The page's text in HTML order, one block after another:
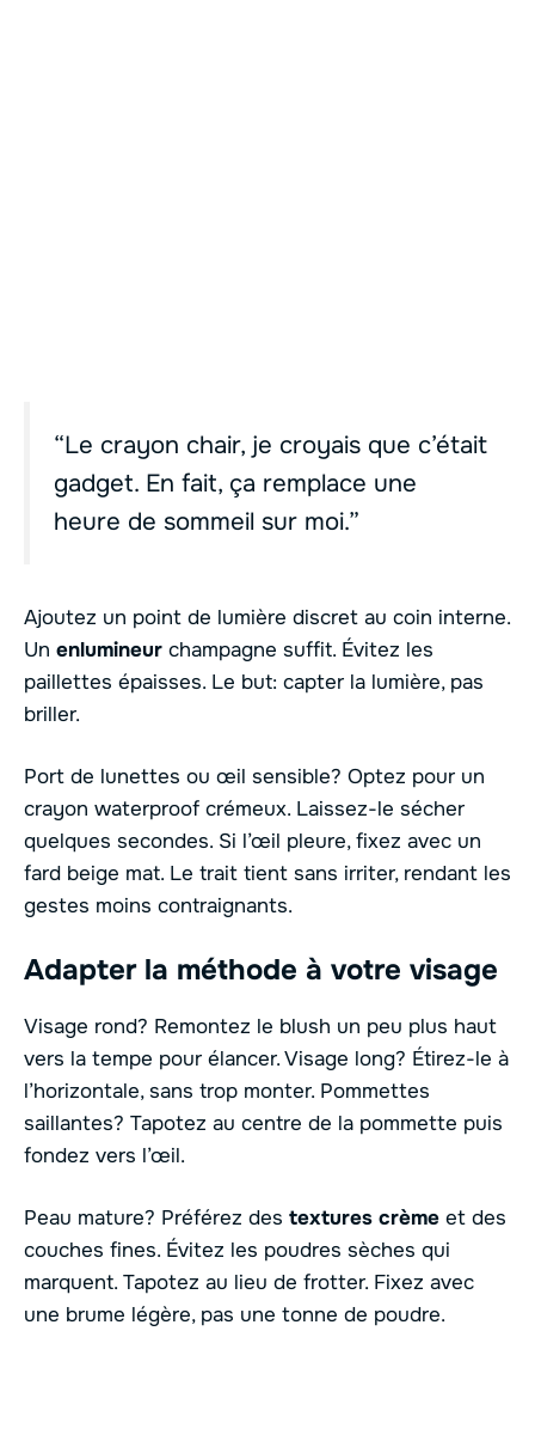
“Le crayon chair, je croyais que c’était
gadget. En fait, ça remplace une
heure de sommeil sur moi.”
Ajoutez un point de lumière discret au coin interne.
Un enlumineur champagne suffit. Évitez les
paillettes épaisses. Le but: capter la lumière, pas
briller.
Port de lunettes ou œil sensible? Optez pour un
crayon waterproof crémeux. Laissez-le sécher
quelques secondes. Si l’œil pleure, fixez avec un
fard beige mat. Le trait tient sans irriter, rendant les
gestes moins contraignants.
Adapter la méthode à votre visage
Visage rond? Remontez le blush un peu plus haut
vers la tempe pour élancer. Visage long? Étirez-le à
l’horizontale, sans trop monter. Pommettes
saillantes? Tapotez au centre de la pommette puis
fondez vers l’œil.
Peau mature? Préférez des textures crème et des
couches fines. Évitez les poudres sèches qui
marquent. Tapotez au lieu de frotter. Fixez avec
une brume légère, pas une tonne de poudre.